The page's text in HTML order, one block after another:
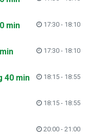
min
17:30 - 18:10
17:30 - 18:10
40 min
18:15 - 18:55
18:15 - 18:55
20:00 - 21:00